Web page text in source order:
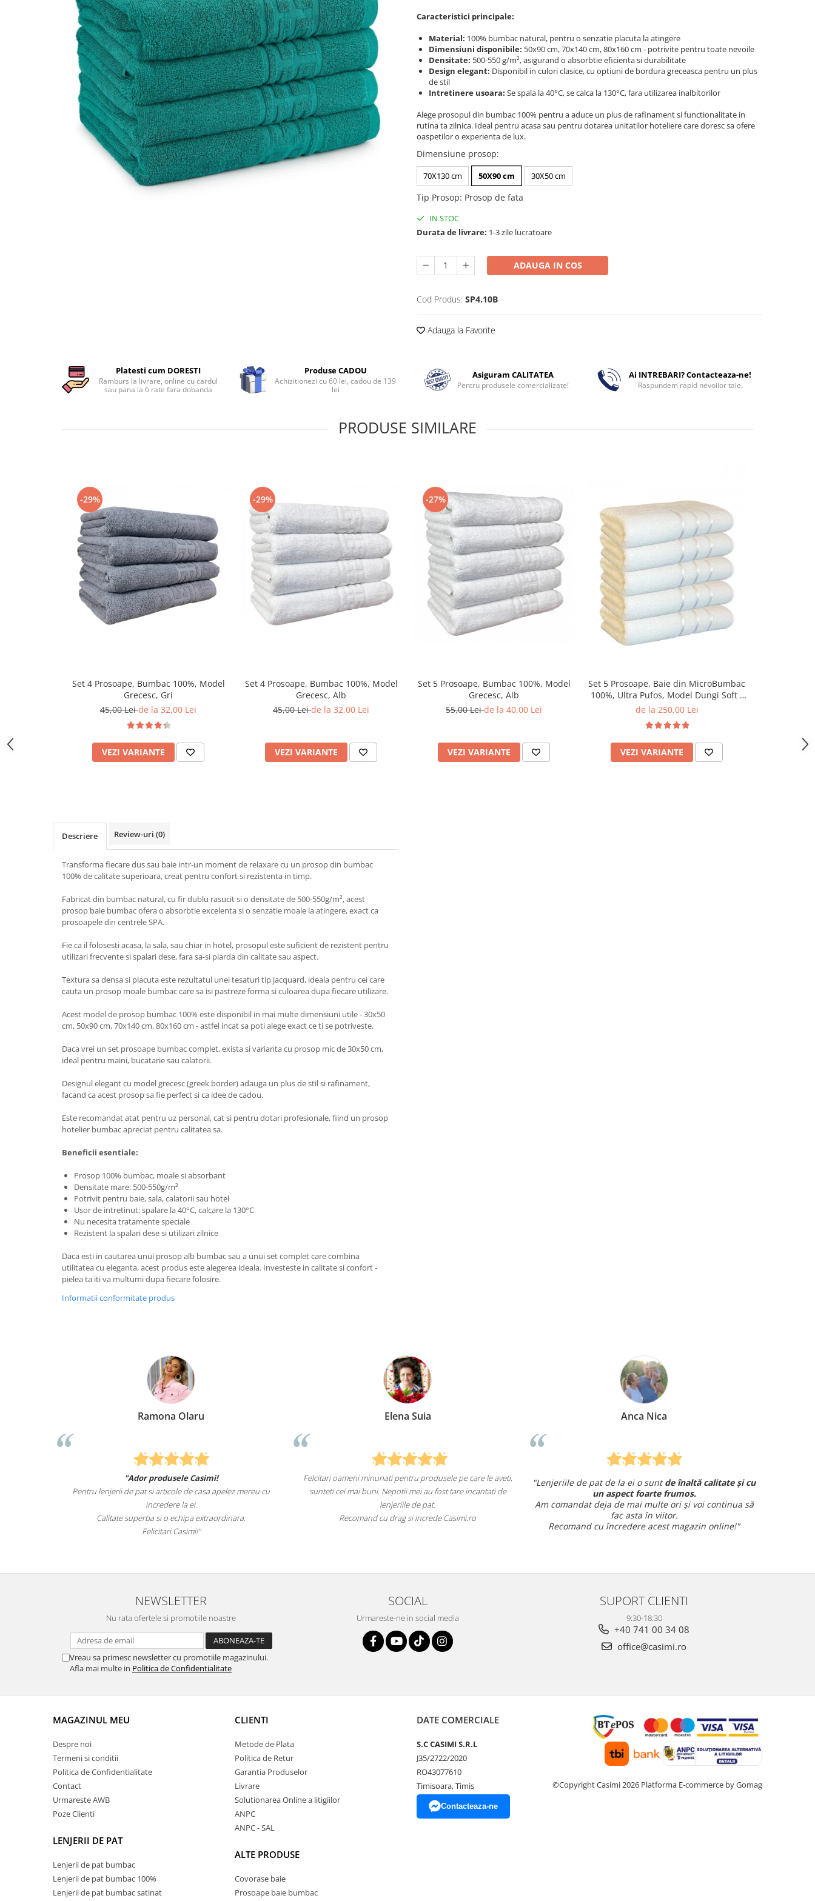
Cearceaf cu elastic
Lenjerii De Pat Creponate
Lenjerii De Pat Bumbac Poplin 2
Lenjerii De Pat Bumbac Poplin,
Matlasate, 2 Persoane
Lenjerii De Pat Bumbac Satinat 2
Lenjerii De Pat Volanase
Lenjerii De Pat, Finet Premium 3D,
Set Lenjerie De Pat Jacquard Regal,
11 Piese, Cuvertura Inclusa
Lenjerii Damasc Egiptean King Size
Caracteristici principale:
Material: 100% bumbac natural, pentru o senzatie placuta la atingere
Dimensiuni disponibile: 50x90 cm, 70x140 cm, 80x160 cm - potrivite pentru toate nevoile
Densitate: 500-550 g/m², asigurand o absorbtie eficienta si durabilitate
Design elegant: Disponibil in culori clasice, cu optiuni de bordura greceasca pentru un plus
de stil
Intretinere usoara: Se spala la 40°C, se calca la 130°C, fara utilizarea inalbitorilor
Alege prosopul din bumbac 100% pentru a aduce un plus de rafinament si functionalitate in
rutina ta zilnica. Ideal pentru acasa sau pentru dotarea unitatilor hoteliere care doresc sa ofere
oaspetilor o experienta de lux.
Dimensiune prosop:
70X130 cm 50X90 cm 30X50 cm
Tip Prosop: Prosop de fata
IN STOC
Durata de livrare: 1-3 zile lucratoare
ADAUGA IN COS
Cod Produs: SP4.10B
Adauga la Favorite
Platesti cum DORESTI
Ramburs la livrare, online cu cardul
sau pana la 6 rate fara dobanda
Produse CADOU
Achizitionezi cu 60 lei, cadou de 139
lei
Asiguram CALITATEA
Pentru produsele comercializate!
Ai INTREBARI? Contacteaza-ne!
Raspundem rapid nevoilor tale.
PRODUSE SIMILARE
-29%
Set 4 Prosoape, Bumbac 100%, Model
Grecesc, Gri
45,00 Leide la 32,00 Lei
VEZI VARIANTE
-29%
Set 4 Prosoape, Bumbac 100%, Model
Grecesc, Alb
45,00 Leide la 32,00 Lei
VEZI VARIANTE
-27%
Set 5 Prosoape, Bumbac 100%, Model
Grecesc, Alb
55,00 Leide la 40,00 Lei
VEZI VARIANTE
Set 5 Prosoape, Baie din MicroBumbac
100%, Ultra Pufos, Model Dungi Soft -
Alb
de la 250,00 Lei
VEZI VARIANTE
Descriere Review-uri (0)
Transforma fiecare dus sau baie intr-un moment de relaxare cu un prosop din bumbac
100% de calitate superioara, creat pentru confort si rezistenta in timp.
Fabricat din bumbac natural, cu fir dublu rasucit si o densitate de 500-550g/m², acest
prosop baie bumbac ofera o absorbtie excelenta si o senzatie moale la atingere, exact ca
prosoapele din centrele SPA.
Fie ca il folosesti acasa, la sala, sau chiar in hotel, prosopul este suficient de rezistent pentru
utilizari frecvente si spalari dese, fara sa-si piarda din calitate sau aspect.
Textura sa densa si placuta este rezultatul unei tesaturi tip jacquard, ideala pentru cei care
cauta un prosop moale bumbac care sa isi pastreze forma si culoarea dupa fiecare utilizare.
Acest model de prosop bumbac 100% este disponibil in mai multe dimensiuni utile - 30x50
cm, 50x90 cm, 70x140 cm, 80x160 cm - astfel incat sa poti alege exact ce ti se potriveste.
Daca vrei un set prosoape bumbac complet, exista si varianta cu prosop mic de 30x50 cm,
ideal pentru maini, bucatarie sau calatorii.
Designul elegant cu model grecesc (greek border) adauga un plus de stil si rafinament,
facand ca acest prosop sa fie perfect si ca idee de cadou.
Este recomandat atat pentru uz personal, cat si pentru dotari profesionale, fiind un prosop
hotelier bumbac apreciat pentru calitatea sa.
Beneficii esentiale:
Prosop 100% bumbac, moale si absorbant
Densitate mare: 500-550g/m²
Potrivit pentru baie, sala, calatorii sau hotel
Usor de intretinut: spalare la 40°C, calcare la 130°C
Nu necesita tratamente speciale
Rezistent la spalari dese si utilizari zilnice
Daca esti in cautarea unui prosop alb bumbac sau a unui set complet care combina
utilitatea cu eleganta, acest produs este alegerea ideala. Investeste in calitate si confort -
pielea ta iti va multumi dupa fiecare folosire.
Informatii conformitate produs
Ramona Olaru
"Ador produsele Casimi!
Pentru lenjerii de pat si articole de casa apelez mereu cu
incredere la ei.
Calitate superba si o echipa extraordinara.
Felicitari Casimi!"
Elena Suia
Felcitari oameni minunati pentru produsele pe care le aveti,
sunteti cei mai buni. Nepotii mei au fost tare incantati de
lenjeriile de pat.
Recomand cu drag si increde Casimi.ro
Anca Nica
"Lenjeriile de pat de la ei o suntde înaltă calitate și cu
un aspect foarte frumos.
Am comandat deja de mai multe ori și voi continua să
fac asta în viitor.
Recomand cu încredere acest magazin online!"
NEWSLETTER
Nu rata ofertele si promotiile noastre
Vreau sa primesc newsletter cu promotiile magazinului.
Afla mai multe in Politica de Confidentialitate
SOCIAL
Urmareste-ne in social media
SUPORT CLIENTI
9:30-18:30
+40 741 00 34 08
office@casimi.ro
MAGAZINUL MEU
Despre noi
Termeni si conditii
Politica de Confidentialitate
Contact
Urmareste AWB
Poze Clienti
LENJERII DE PAT
Lenjerii de pat bumbac
Lenjerii de pat bumbac 100%
Lenjerii de pat bumbac satinat
CLIENTI
Metode de Plata
Politica de Retur
Garantia Produselor
Livrare
Solutionarea Online a litigiilor
ANPC
ANPC - SAL
ALTE PRODUSE
Covorase baie
Prosoape baie bumbac
DATE COMERCIALE
S.C CASIMI S.R.L
J35/2722/2020
RO43077610
Timisoara, Timis
Contacteaza-ne
©Copyright Casimi 2026 Platforma E-commerce by Gomag